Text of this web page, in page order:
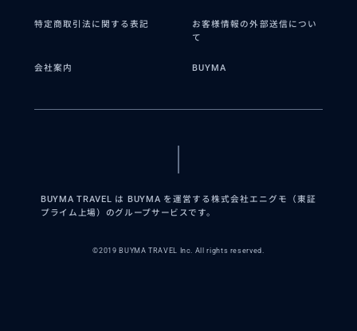
特定商取引法に関する表記
お客様情報の外部送信につい
て
会社案内 BUYMA
BUYMA TRAVEL は BUYMA を運営する株式会社エニグモ（東証
プライム上場）のグループサービスです。
©2019 BUYMA TRAVEL Inc. All rights reserved.